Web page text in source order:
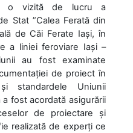
o vizită de lucru a
Stat ”Calea Ferată din
de Căi Ferate Iași, în
a liniei feroviare Iași –
au fost examinate
de proiect în
standardele Uniunii
fost acordată asigurării
de proiectare și
realizată de experți ce